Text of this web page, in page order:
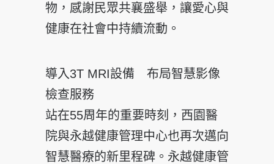
物，感謝民眾共襄盛舉，讓愛心與
健康在社會中持續流動。
導入3T MRI設備 布局智慧影像
檢查服務
站在55周年的重要時刻，西園醫
院與永越健康管理中心也再次邁向
智慧醫療的新里程碑。永越健康管